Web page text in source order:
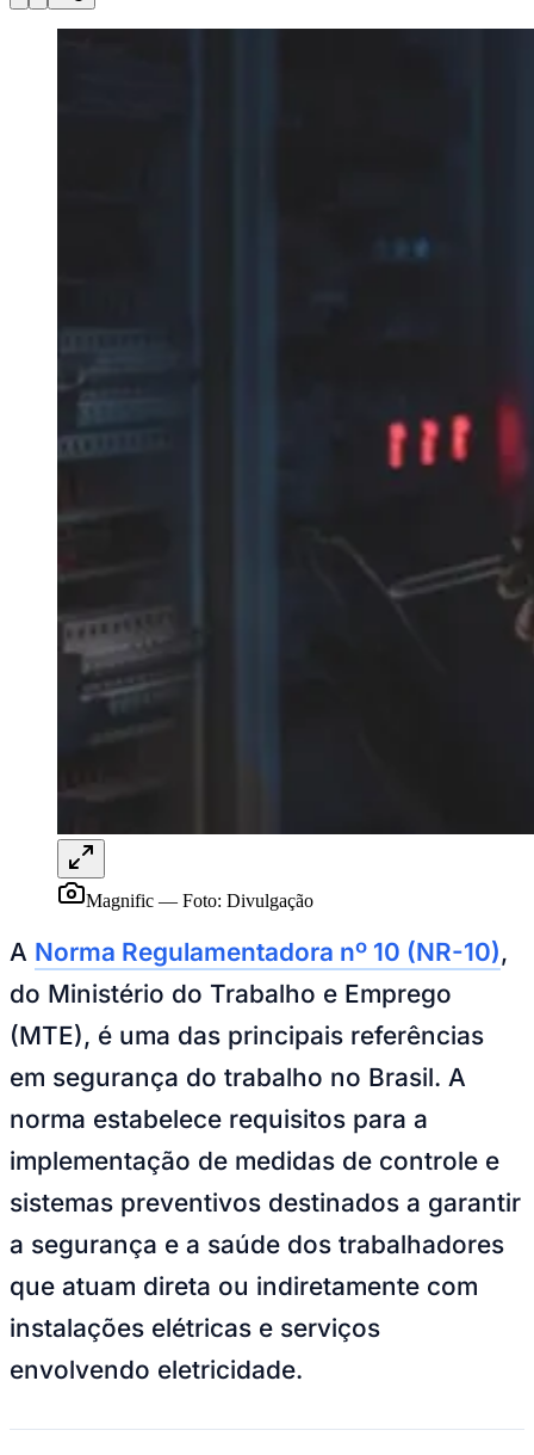
Mirassol
Magnific — Foto: Divulgação
A Norma Regulamentadora nº 10 (NR-10),
do Ministério do Trabalho e Emprego
(MTE), é uma das principais referências
em segurança do trabalho no Brasil. A
norma estabelece requisitos para a
implementação de medidas de controle e
sistemas preventivos destinados a garantir
a segurança e a saúde dos trabalhadores
que atuam direta ou indiretamente com
instalações elétricas e serviços
envolvendo eletricidade.